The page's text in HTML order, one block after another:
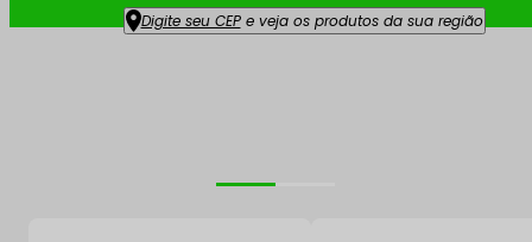
Digite seu CEPe veja os produtos da sua região